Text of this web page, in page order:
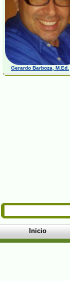
Gerardo Barboza, M.Ed.
Inicio